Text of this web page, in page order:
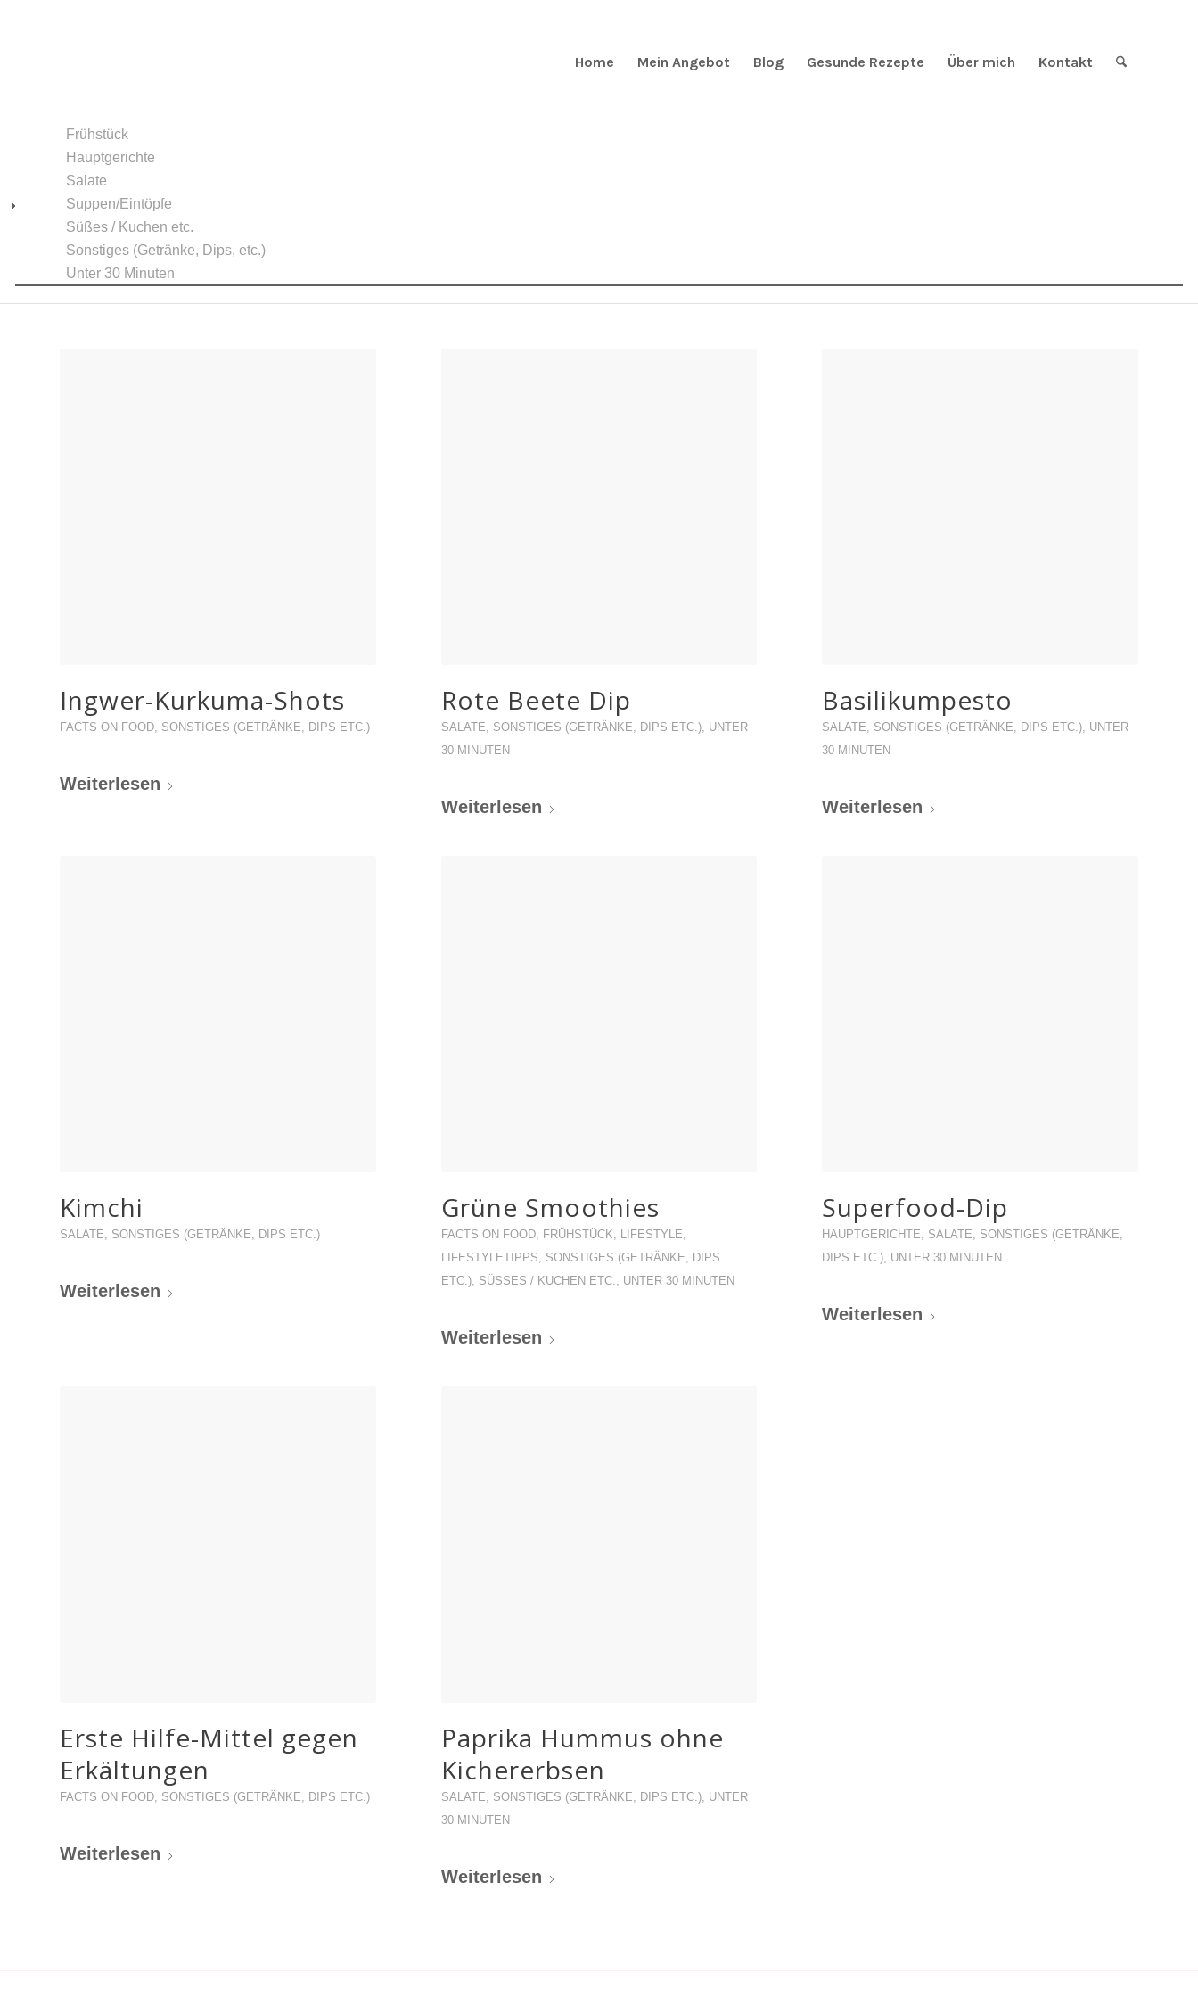
Home Mein Angebot Blog Gesunde Rezepte Über mich Kontakt
Frühstück
Hauptgerichte
Salate
Suppen/Eintöpfe
Süßes / Kuchen etc.
Sonstiges (Getränke, Dips, etc.)
Unter 30 Minuten
Ingwer-Kurkuma-Shots
FACTS ON FOOD SONSTIGES (GETRÄNKE, DIPS ETC.)
Weiterlesen
Rote Beete Dip
SALATE SONSTIGES (GETRÄNKE, DIPS ETC.), UNTER
30 MINUTEN
Weiterlesen
Basilikumpesto
SALATE SONSTIGES (GETRÄNKE, DIPS ETC.) UNTER
30 MINUTEN
Weiterlesen
Kimchi
SALATE SONSTIGES (GETRÄNKE, DIPS ETC.)
Weiterlesen
Grüne Smoothies
FACTS ON FOOD, FRÜHSTÜCK LIFESTYLE
LIFESTYLETIPPS
SONSTIGES (GETRÄNKE, DIPS
ETC.), SÜSSES / KUCHEN ETC. UNTER 30 MINUTEN
Weiterlesen
Superfood-Dip
HAUPTGERICHTE SALATE
SONSTIGES (GETRÄNKE,
DIPS ETC.) UNTER 30 MINUTEN
Weiterlesen
Erste Hilfe-Mittel gegen
Erkältungen
FACTS ON FOOD SONSTIGES (GETRÄNKE, DIPS ETC.)
Weiterlesen
Paprika Hummus ohne
Kichererbsen
SALATE SONSTIGES (GETRÄNKE, DIPS ETC.), UNTER
30 MINUTEN
Weiterlesen